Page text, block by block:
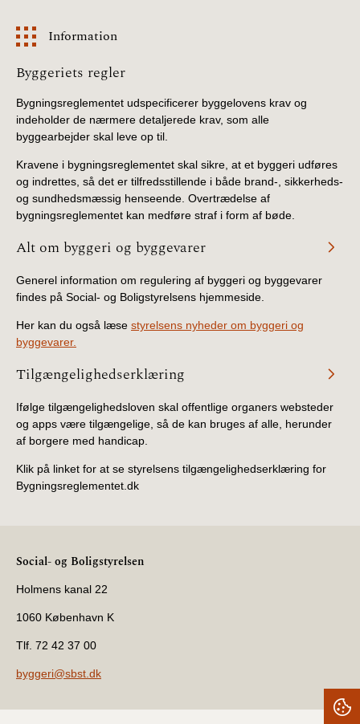
Information
Information
Byggeriets regler
Bygningsreglementet udspecificerer byggelovens krav og
indeholder de nærmere detaljerede krav, som alle
byggearbejder skal leve op til.
Kravene i bygningsreglementet skal sikre, at et byggeri udføres
og indrettes, så det er tilfredsstillende i både brand-, sikkerheds-
og sundhedsmæssig henseende. Overtrædelse af
bygningsreglementet kan medføre straf i form af bøde.
Alt om byggeri og byggevarer
Generel information om regulering af byggeri og byggevarer
findes på Social- og Boligstyrelsens hjemmeside.
Her kan du også læse styrelsens nyheder om byggeri og
byggevarer.
Tilgængelighedserklæring
Ifølge tilgængelighedsloven skal offentlige organers websteder
og apps være tilgængelige, så de kan bruges af alle, herunder
af borgere med handicap.
Klik på linket for at se styrelsens tilgængelighedserklæring for
Bygningsreglementet.dk
Social- og Boligstyrelsen
Holmens kanal 22
1060 København K
Tlf. 72 42 37 00
byggeri@sbst.dk